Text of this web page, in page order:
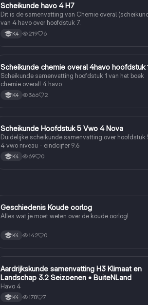
Scheikunde
Scheikunde havo 4 H7
Dit is de samenvatting van Chemie overal
van 4 havo over hoofdstuk 7.
K4 219 6
Scheikunde
Scheikunde chemie overal 4havo hoofdstuk
Scheikunde samenvatting hoofdstuk 1 van het boek
chemie overal! 4 havo
K4 366 2
Scheikunde
Scheikunde Hoofdstuk 5 Vwo 4 Nova
Duidelijke scheikunde samenvatting over hoofdstuk
4 vwo niveau - eindcijfer 9.6
K4 69 0
Geschiedenis
Geschiedenis Koude oorlog
Alles wat je moet weten over de koude oorlog!
K4 142 0
Aardrijkskunde
Aardrijkskunde samenvatting H3 Klimaat en
Landschap 3.2 Seizoenen • BuiteNLand
Havo 4
K4 178 7